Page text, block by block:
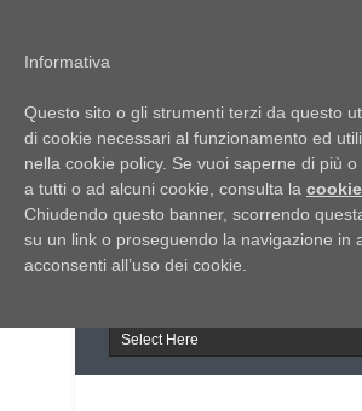
Italia Notizie
Giornale di Basilicata
Giornale di Puglia
INFORMAPUGLIA
Il portale n.1 del lavoro
in Puglia
Informativa
Questo sito o gli strumenti terzi da questo
di cookie necessari al funzionamento ed
nella cookie policy. Se vuoi saperne di più
a tutti o ad alcuni cookie, consulta la
Chiudendo questo banner, scorrendo
su un link o proseguendo la navigazione in
acconsenti all’uso dei cookie.